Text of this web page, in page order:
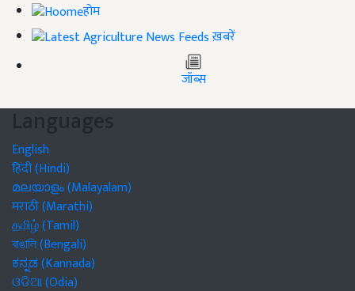
होम
ख़बरें
जॉब्स
Languages
English
हिंदी (Hindi)
മലയാളം (Malayalam)
मराठी (Marathi)
தமிழ் (Tamil)
বাঙালি (Bengali)
ಕನ್ನಡ (Kannada)
ଓଡିଆ (Odia)